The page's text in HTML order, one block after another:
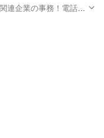
連企業の事務！電話対